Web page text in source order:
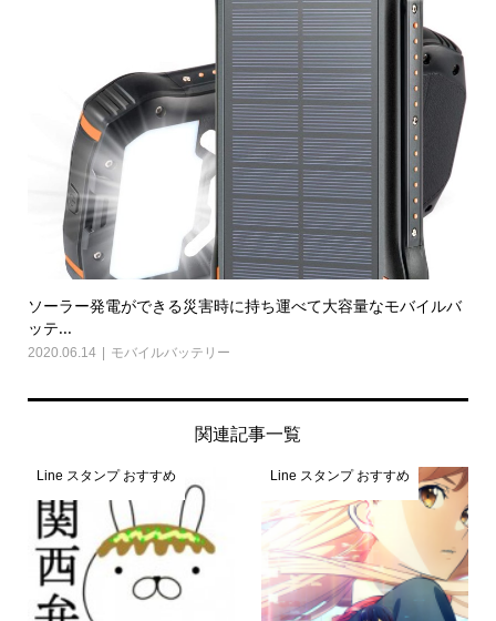
ソーラー発電ができる災害時に持ち運べて大容量なモバイルバ
ッテ...
2020.06.14 モバイルバッテリー
関連記事一覧
Line スタンプ おすすめ Line スタンプ おすすめ